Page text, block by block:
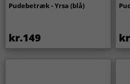
Pudebetræk - Yrsa (blå)
kr.149